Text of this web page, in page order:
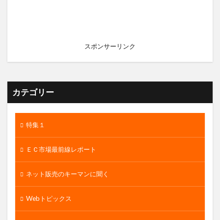
スポンサーリンク
カテゴリー
特集１
ＥＣ市場最前線レポート
ネット販売のキーマンに聞く
Webトピックス